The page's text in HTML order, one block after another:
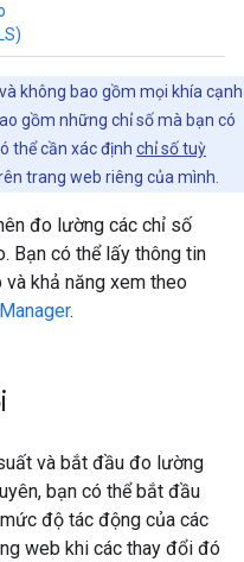
không bao gồm mọi khía cạnh
gồm những chỉ số mà bạn có
thể cần xác định chỉ số tuỳ
trang web riêng của mình.
đo lường các chỉ số
Bạn có thể lấy thông tin
khả năng xem theo
.
và bắt đầu đo lường
bạn có thể bắt đầu
độ tác động của các
web khi các thay đổi đó